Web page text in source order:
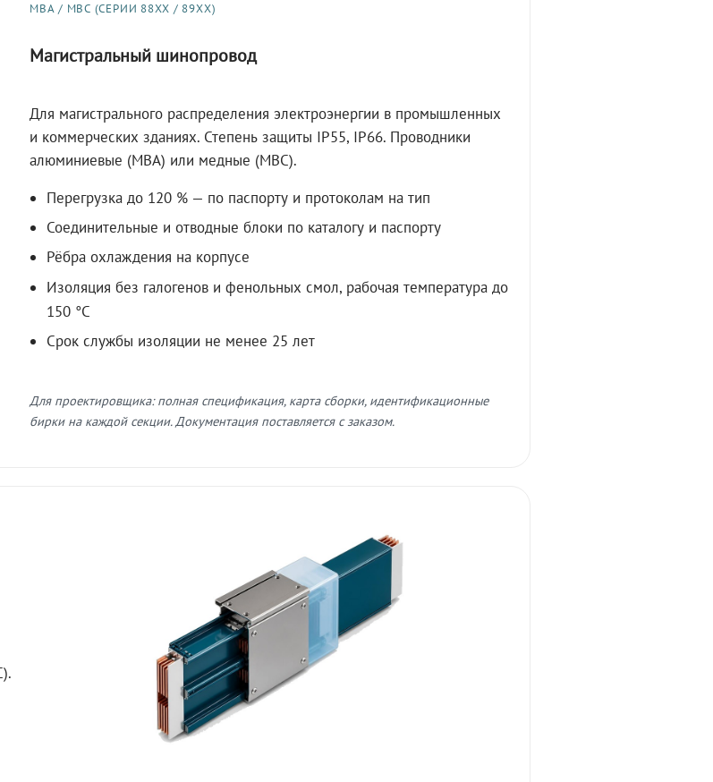
МВА / МВС (СЕРИИ 88XX / 89XX)
Магистральный шинопровод
Для магистрального распределения электроэнергии в промышленных
и коммерческих зданиях. Степень защиты IP55, IP66. Проводники
алюминиевые (МВА) или медные (МВС).
Перегрузка до 120 % — по паспорту и протоколам на тип
Соединительные и отводные блоки по каталогу и паспорту
Рёбра охлаждения на корпусе
Изоляция без галогенов и фенольных смол, рабочая температура до
150 °C
Срок службы изоляции не менее 25 лет
Для проектировщика: полная спецификация, карта сборки, идентификационные
бирки на каждой секции. Документация поставляется с заказом.